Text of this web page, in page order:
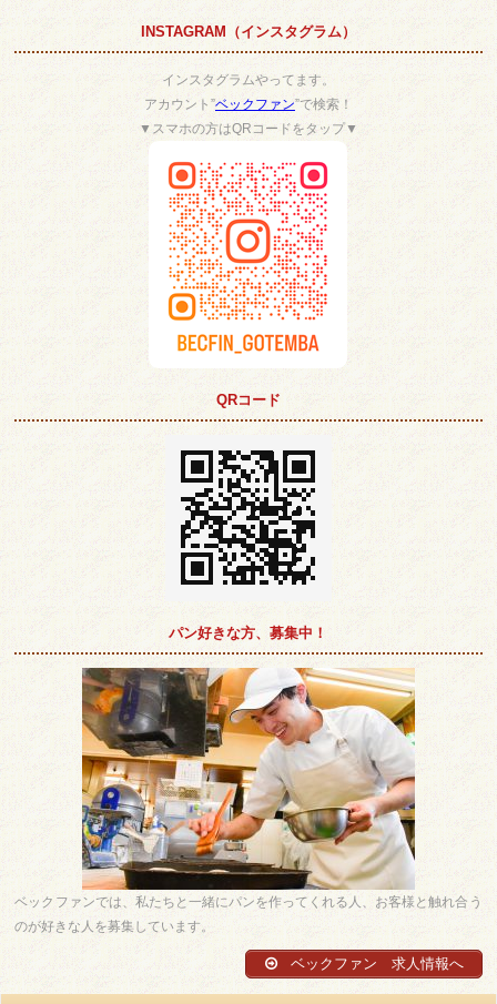
INSTAGRAM（インスタグラム）
インスタグラムやってます。
アカウント”ベックファン”で検索！
▼スマホの方はQRコードをタップ▼
QRコード
パン好きな方、募集中！
ベックファンでは、私たちと一緒にパンを作ってくれる人、お客様と触れ合う
のが好きな人を募集しています。
ベックファン 求人情報へ